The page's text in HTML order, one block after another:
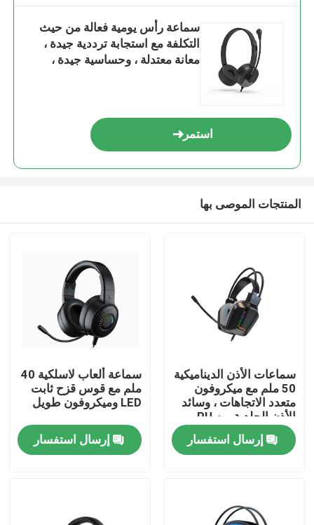
المنزل
سماعة رأس يومية فعالة من حيث
التكلفة مع استجابة ترددية جيدة ،
معانة معتدلة ، وحساسية جيدة ،
استمر
المنتجات الموصى بها
سماعات الأذن الديناميكية
50 ملم مع ميكروفون
متعدد الاتجاهات ، وسائد
الأذن الجلدية من PU
إرسال استفسار
سماعة ألعاب لاسلكية 40
ملم مع قوس قزح ثابت
LED وميكروفون طويل
إرسال استفسار